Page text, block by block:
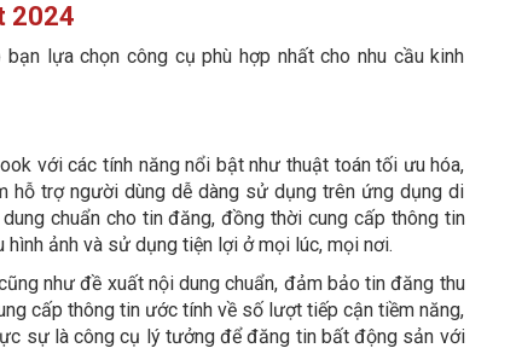
2024
lựa chọn công cụ phù hợp nhất cho nhu cầu kinh
với các tính năng nổi bật như thuật toán tối ưu hóa,
hỗ trợ người dùng dễ dàng sử dụng trên ứng dụng di
chuẩn cho tin đăng, đồng thời cung cấp thông tin
ảnh và sử dụng tiện lợi ở mọi lúc, mọi nơi.
như đề xuất nội dung chuẩn, đảm bảo tin đăng thu
cấp thông tin ước tính về số lượt tiếp cận tiềm năng,
sự là công cụ lý tưởng đểđăng tin bất động sản với